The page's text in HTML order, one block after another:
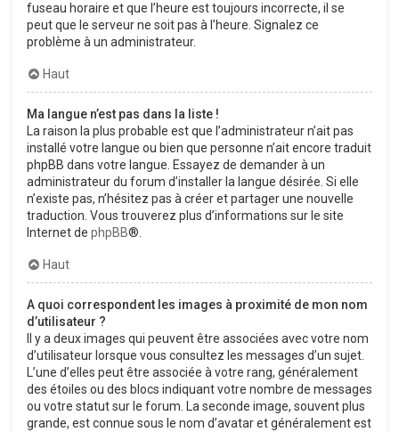
fuseau horaire et que l’heure est toujours incorrecte, il se
peut que le serveur ne soit pas à l’heure. Signalez ce
problème à un administrateur.
Haut
Ma langue n’est pas dans la liste !
La raison la plus probable est que l’administrateur n’ait pas
installé votre langue ou bien que personne n’ait encore traduit
phpBB dans votre langue. Essayez de demander à un
administrateur du forum d’installer la langue désirée. Si elle
n’existe pas, n’hésitez pas à créer et partager une nouvelle
traduction. Vous trouverez plus d’informations sur le site
Internet de phpBB®.
Haut
A quoi correspondent les images à proximité de mon nom
d’utilisateur ?
Il y a deux images qui peuvent être associées avec votre nom
d’utilisateur lorsque vous consultez les messages d’un sujet.
L’une d’elles peut être associée à votre rang, généralement
des étoiles ou des blocs indiquant votre nombre de messages
ou votre statut sur le forum. La seconde image, souvent plus
grande, est connue sous le nom d’avatar et généralement est